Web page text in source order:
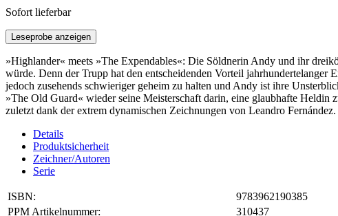
Sofort lieferbar
Leseprobe anzeigen
»Highlander« meets »The Expendables«: Die Söldnerin Andy und ihr
würde. Denn der Trupp hat den entscheidenden Vorteil
jedoch zusehends schwieriger geheim zu halten und Andy ist ihre
»The Old Guard« wieder seine Meisterschaft darin, eine glaubhafte Heldin
zuletzt dank der extrem dynamischen Zeichnungen von Leandro Fernández.
Details
Produktsicherheit
Zeichner/Autoren
Serie
ISBN:
9783962190385
PPM Artikelnummer:
310437